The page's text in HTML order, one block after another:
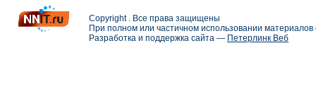
Copyright . Все права защищены
При полном или частичном использовании
Разработка и поддержка сайта — Петерлинк Веб